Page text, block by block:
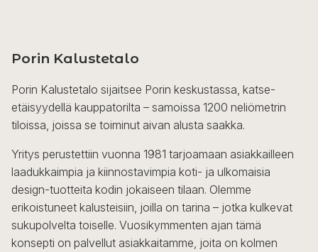
Porin Kalustetalo
Porin Kalustetalo sijaitsee Porin keskustassa, katse-
etäisyydellä kauppatorilta – samoissa 1200 neliömetrin
tiloissa, joissa se toiminut aivan alusta saakka.
Yritys perustettiin vuonna 1981 tarjoamaan asiakkailleen
laadukkaimpia ja kiinnostavimpia koti- ja ulkomaisia
design-tuotteita kodin jokaiseen tilaan. Olemme
erikoistuneet kalusteisiin, joilla on tarina – jotka kulkevat
sukupolvelta toiselle. Vuosikymmenten ajan tämä
konsepti on palvellut asiakkaitamme, joita on kolmen